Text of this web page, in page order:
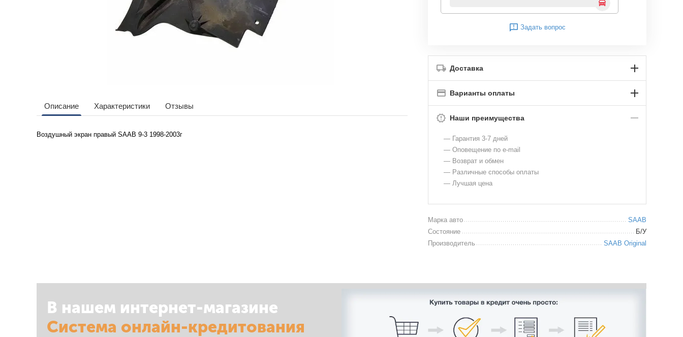
Задать вопрос
Доставка
Варианты оплаты
Наши преимущества
— Гарантия 3-7 дней
— Оповещение по e-mail
— Возврат и обмен
— Различные способы оплаты
— Лучшая цена
Марка авто
SAAB
Состояние
Б/У
Производитель
SAAB Original
Описание Характеристики Отзывы
Воздушный экран правый SAAB 9-3 1998-2003г
В нашем интернет-магазине
Система онлайн-кредитования